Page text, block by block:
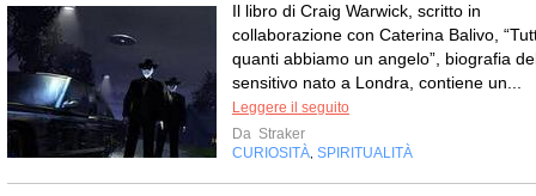
Il libro di Craig Warwick, scritto in
collaborazione con Caterina Balivo,
quanti abbiamo un angelo”, biografia
sensitivo nato a Londra, contiene un...
Leggere il seguito
Da Straker
CURIOSITÀ SPIRITUALITÀ